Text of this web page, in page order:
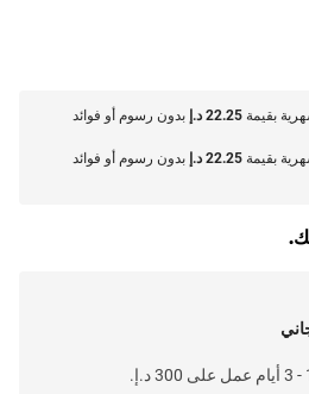
22.25 د.إ
بدون رسوم أو فوائد
22.25 د.إ
بدون رسوم أو فوائد